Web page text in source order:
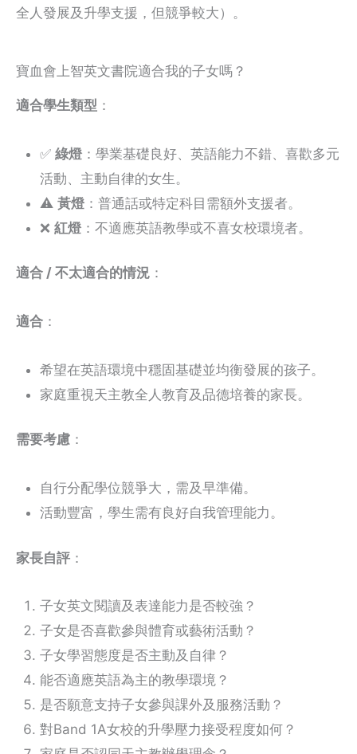
全人發展及升學支援，但競爭較大）。
寶血會上智英文書院適合我的子女嗎？
適合學生類型 ：
✅ 綠燈 ：學業基礎良好、英語能力不錯、喜歡多元
活動、主動自律的女生。
⚠️ 黃燈 ：普通話或特定科目需額外支援者。
❌ 紅燈 ：不適應英語教學或不喜女校環境者。
適合 / 不太適合的情況 ：
適合 ：
希望在英語環境中穩固基礎並均衡發展的孩子。
家庭重視天主教全人教育及品德培養的家長。
需要考慮 ：
自行分配學位競爭大，需及早準備。
活動豐富，學生需有良好自我管理能力。
家長自評 ：
子女英文閱讀及表達能力是否較強？
子女是否喜歡參與體育或藝術活動？
子女學習態度是否主動及自律？
能否適應英語為主的教學環境？
是否願意支持子女參與課外及服務活動？
對Band 1A女校的升學壓力接受程度如何？